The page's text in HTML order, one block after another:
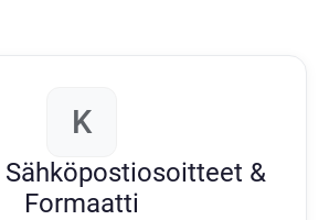
K
Sähköpostiosoitteet &
Formaatti